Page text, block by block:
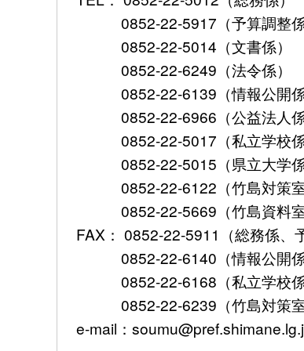
0852-22-5917（予算調整係
0852-22-5014（文書係）
0852-22-6249（法令係）
0852-22-6139（情報公開係
0852-22-6966（公益法人係
0852-22-5017（私立学校係
0852-22-5015（県立大学係
0852-22-6122（竹島対策室
0852-22-5669（竹島資料室
FAX： 0852-22-5911（総務係、
0852-22-6140（情報公開係
0852-22-6168（私立学校係
0852-22-6239（竹島対策室
e-mail：